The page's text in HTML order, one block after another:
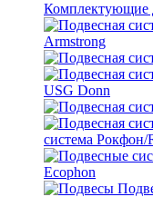
Комплектующие
Armstrong
USG Donn
система Рокфон/
Ecophon